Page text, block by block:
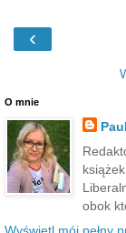
‹
O mnie
obok